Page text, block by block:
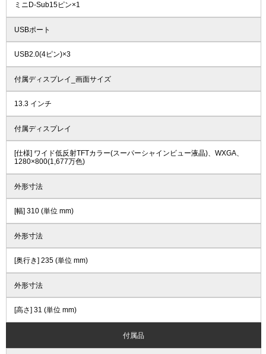
ミニD-Sub15ピン×1
USBポート
USB2.0(4ピン)×3
付属ディスプレイ_画面サイズ
13.3 インチ
付属ディスプレイ
[仕様] ワイド低反射TFTカラー(スーパーシャインビュー液晶)、WXGA、
1280×800(1,677万色)
外形寸法
[幅] 310 (単位 mm)
外形寸法
[奥行き] 235 (単位 mm)
外形寸法
[高さ] 31 (単位 mm)
付属品